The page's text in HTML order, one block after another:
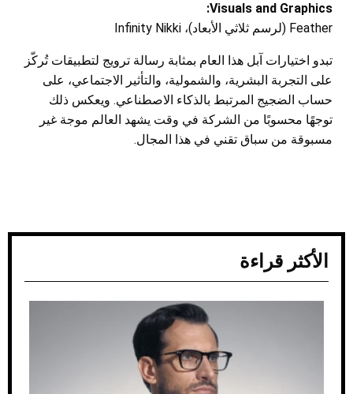
Visuals and Graphics:
Feather (لرسم ثلاثي الأبعاد)، Infinity Nikki
تبدو اختيارات آبل هذا العام بمثابة رسالة ترويج لتطبيقات تُركّز
على التجربة البشرية، والشمولية، والتأثير الاجتماعي، على
حساب الضجيج المرتبط بالذكاء الاصطناعي. ويعكس ذلك
توجهًا محسوبًا من الشركة في وقت يشهد العالم موجة غير
مسبوقة من سباق تقني في هذا المجال.
الأكثر قراءة